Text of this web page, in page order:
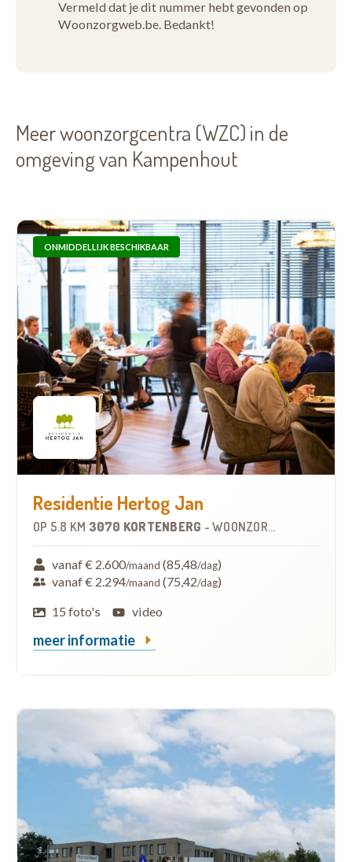
Vermeld dat je dit nummer hebt gevonden op
Woonzorgweb.be. Bedankt!
Meer woonzorgcentra (WZC) in de
omgeving van Kampenhout
ONMIDDELLIJK BESCHIKBAAR
Residentie Hertog Jan
OP 5.8 KM 3070 KORTENBERG - WOONZORGCENTRUM (WZC)
vanaf € 2.600/maand (85,48/dag)
vanaf € 2.294/maand (75,42/dag)
15 foto's
video
meer informatie